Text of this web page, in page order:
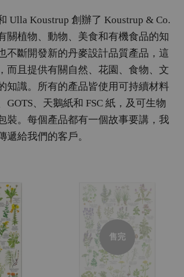
Ulla Koustrup 創辦了 Koustrup & Co.
關植物、動物、美食和有機食品的知
不斷開發新的丹麥設計品質產品，這
而且提供有關自然、花園、食物、文
知識。所有的產品皆使用可持續材料
、天鵝紙和 FSC 紙，及可生物
裝。每個產品都有一個故事要講，我
遞給我們的客戶。
售完